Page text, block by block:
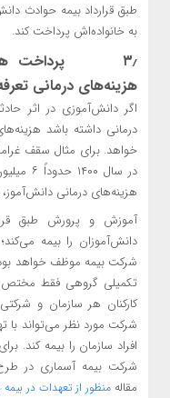
به خانواده‌اش پرداخت کند.
۳٫ پرداخت
هزینه‌های درمانی
اگر دانش‌آموزی در اثر
درمانی داشته باشد
خواهد. برای مثال سقف
در سال
هزینه‌های درمانی
آموزش و پرورش طبق
دانش‌آموزان را بیمه
شرکت بیمه موظف خواهد بود
کارکنان هر سازمان و
شرکت مورد نظر می‌تواند با
افراد سازمان را بیمه
شرکت بیمه آسماری در
مقاله منظور از تعهدات در